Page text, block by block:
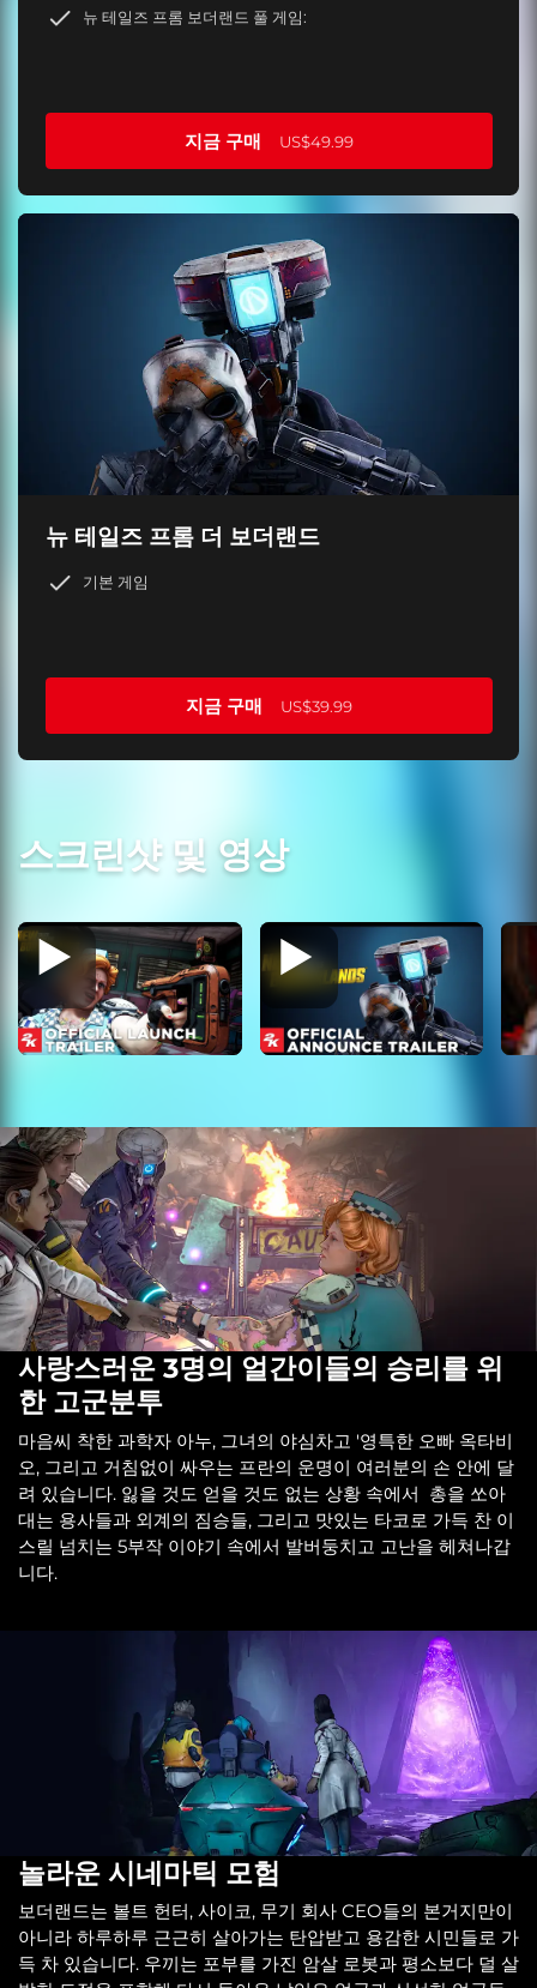
뉴 테일즈 프롬 보더랜드 풀 게임:
지금 구매 US$49.99
뉴 테일즈 프롬 더 보더랜드
기본 게임
지금 구매 US$39.99
스크린샷 및 영상
사랑스러운 3명의 얼간이들의 승리를 위
한 고군분투
마음씨 착한 과학자 아누, 그녀의 야심차고 '영특한 오빠 옥타비
오, 그리고 거침없이 싸우는 프란의 운명이 여러분의 손 안에 달
려 있습니다. 잃을 것도 얻을 것도 없는 상황 속에서 총을 쏘아
대는 용사들과 외계의 짐승들, 그리고 맛있는 타코로 가득 찬 이
스릴 넘치는 5부작 이야기 속에서 발버둥치고 고난을 헤쳐나갑
니다.
놀라운 시네마틱 모험
보더랜드는 볼트 헌터, 사이코, 무기 회사 CEO들의 본거지만이
아니라 하루하루 근근히 살아가는 탄압받고 용감한 시민들로 가
득 차 있습니다. 우끼는 포부를 가진 암살 로봇과 평소보다 덜 살